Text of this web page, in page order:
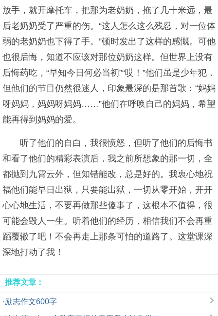
放手，就开摩托车，把那为老奶奶，拖了几十米远，最
后老奶奶受了严重的伤。“这人怎么这么残忍，对一位体
弱的老奶奶也下得了手。”顿时发出了这样的感慨。可他
也很后悔，知道不应该对那位奶奶这样。但世界上没有
后悔药吃，“早知今日何必当初”“哎！”他们虽是少年犯，
但他们的节目仍然很迷人，印象最深的是那首歌：“妈妈
呀妈妈，妈妈呀妈妈……”他们在呼唤自己的妈妈，希望
能再得到妈妈的爱。
听了他们的自白，我很愤怒，但听了他们的后悔书
和看了他们的精彩表演后，我之前所想象的那一切，全
都抛到九霄云外，但知错能改，总是好的。我衷心地祝
福他们能早日出狱，只要能出狱，一切从零开始，开开
心心地生活，不要再做那些傻事了，这根本不值得，很
可能会毁人一生。听着他们的经历，相信我们不会再重
蹈覆辙了吧！不会再走上那条可怕的道路了。这堂课深
深地打动了我！
推荐文章：
·励志作文600字